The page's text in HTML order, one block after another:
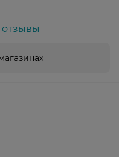
отзывы